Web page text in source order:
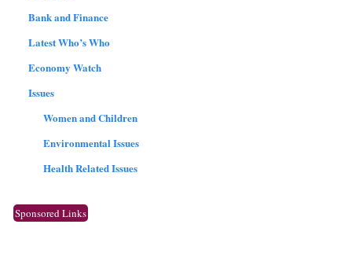
Bank and Finance
Latest Who’s Who
Economy Watch
Issues
Women and Children
Environmental Issues
Health Related Issues
Sponsored Links